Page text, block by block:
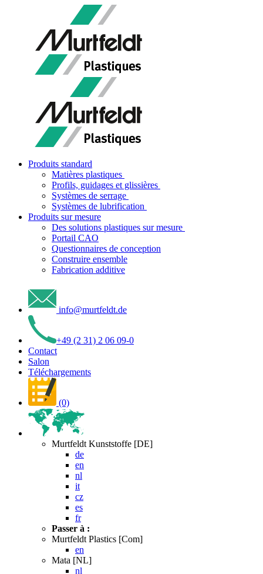
Produits standard
Matières plastiques
Profils, guidages et glissières
Systèmes de serrage
Systèmes de lubrification
Produits sur mesure
Des solutions plastiques sur mesure
Portail CAO
Questionnaires de conception
Construire ensemble
Fabrication additive
info@murtfeldt.de
+49 (2 31) 2 06 09-0
Contact
Salon
Téléchargements
(0)
Murtfeldt Kunststoffe [DE]
de
en
nl
it
cz
es
fr
Passer à :
Murtfeldt Plastics [Com]
en
Mata [NL]
nl